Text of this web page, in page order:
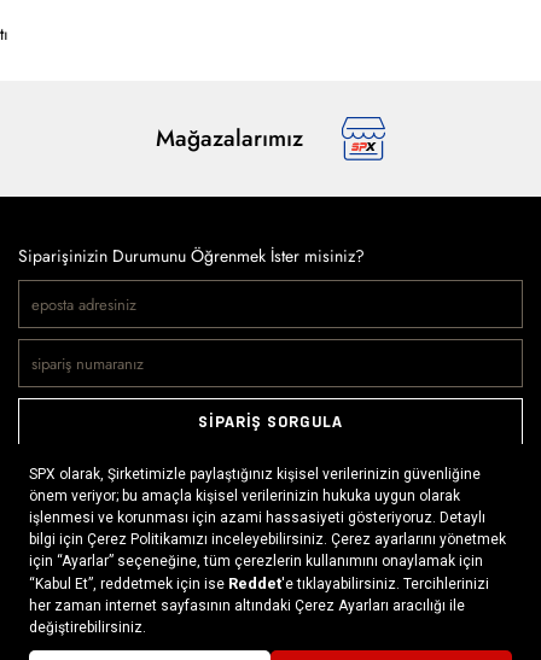
Mağazalarımız
Siparişinizin Durumunu Öğrenmek İster misiniz?
SİPARİŞ SORGULA
Doğaya ve spora tutkuyla bağlı olanların markası SPX, çeşitli
kategorilerde sunduğu spor giyim ürünleri, outdoor ayakkabılar,
ekipman ve aksesuarlar ile, her yerde ve her koşulda doğayla
buluşmayı mümkün kılıyor. Daima aktif bir yaşam tarzını
benimseyenlerin ihtiyaç duyabileceği her şey, SPX’in online
mağazasında ziyaretçilerin beğenisine sunuluyor.
x